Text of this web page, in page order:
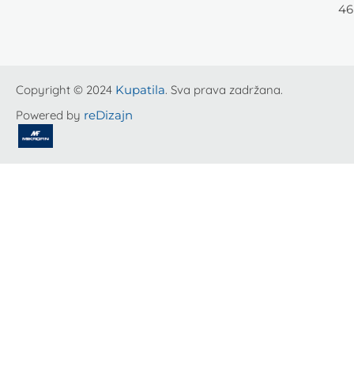
46
Copyright © 2024 Kupatila. Sva prava zadržana.
Powered by reDizajn